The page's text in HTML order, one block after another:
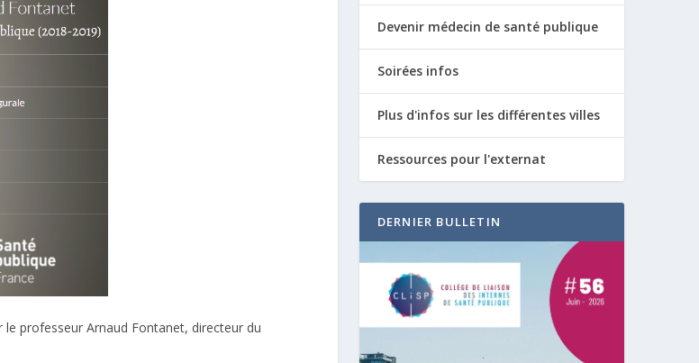
le professeur Arnaud Fontanet, directeur du
Devenir médecin de santé publique
Soirées infos
Plus d'infos sur les différentes villes
Ressources pour l'externat
DERNIER BULLETIN